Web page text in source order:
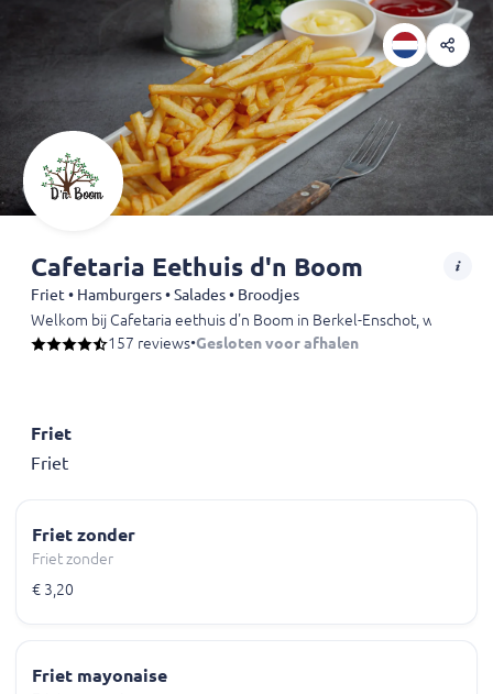
Cafetaria Eethuis d'n Boom
Friet • Hamburgers • Salades • Broodjes
Welkom bij Cafetaria eethuis d'n Boom in Berkel-Enschot, waar
157 reviews•Gesloten voor afhalen
Friet
Friet
Friet zonder
Friet zonder
€ 3,20
Friet mayonaise